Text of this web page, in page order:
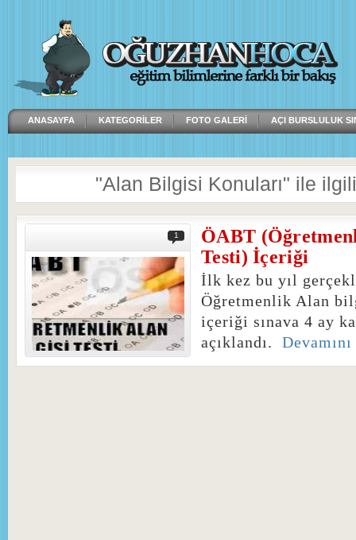
ANASAYFA KATEGORILER FOTO GALERI AÇI BURSLULUK
"Alan Bilgisi Konuları" ile
1
ÖABT
Testi) İçeriği
İlk kez bu yıl
Öğretmenlik Alan
içeriği sınava 4 ay
açıklandı.